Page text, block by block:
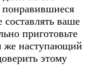
понравившиеся
ваше
приготовьте
же наступающий
этому